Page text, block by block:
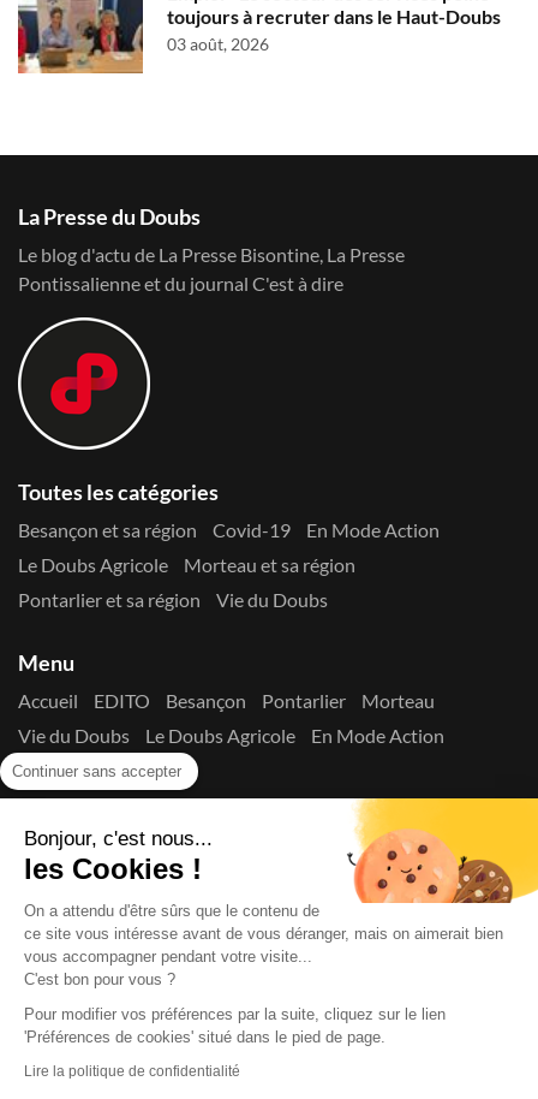
Continuer sans accepter
Bonjour, c'est nous...
les Cookies !
On a attendu d'être sûrs que le contenu de
ce site vous intéresse avant de vous déranger, mais on aimerait bien
vous accompagner pendant votre visite...
C'est bon pour vous ?
Pour modifier vos préférences par la suite, cliquez sur le lien
'Préférences de cookies' situé dans le pied de page.
Lire la politique de confidentialité
toujours à recruter dans le Haut-Doubs
03 août, 2026
La Presse du Doubs
Le blog d'actu de La Presse Bisontine, La Presse
Pontissalienne et du journal C'est à dire
Toutes les catégories
Besançon et sa région Covid-19
En Mode Action
Le Doubs Agricole
Morteau et sa région
Pontarlier et sa région
Vie du Doubs
Menu
Accueil EDITO Besançon Pontarlier
Morteau
Vie du Doubs
Le Doubs Agricole
En Mode Action
Contactez-nous !
Suivez-nous sur les réseaux
Copyright © 2026 La Presse du Doubs
2725-8165 - N° de commission paritaire : 1125 Y 94392
Données Personnelles
Mentions Légales